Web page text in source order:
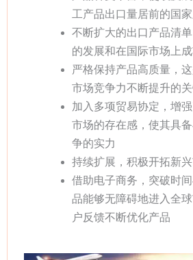
工产品出口量居前的国
不断扩大的出口产品清
的发展和在国际市场上
严格保持产品高质量，
市场竞争力不断提升的
加入多项贸易协定，增
市场的存在感，使其具
争的实力
持续扩展，积极开拓新
借助电子商务，突破时
品能够无障碍地进入全
户反馈不断优化产品